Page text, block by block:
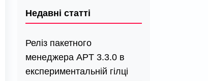
Недавні статті
Реліз пакетного
менеджера APT 3.3.0 в
експериментальній гілці